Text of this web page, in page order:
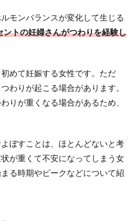
モンバランスが変化して生じる
ントの妊婦さんがつわりを経験し
めて妊娠する女性です。ただ
わりが起こる場合があります。
りが重くなる場合があるため、
ぼすことは、ほとんどないと考
が重くて不安になってしまう女
る時期やピークなどについて紹